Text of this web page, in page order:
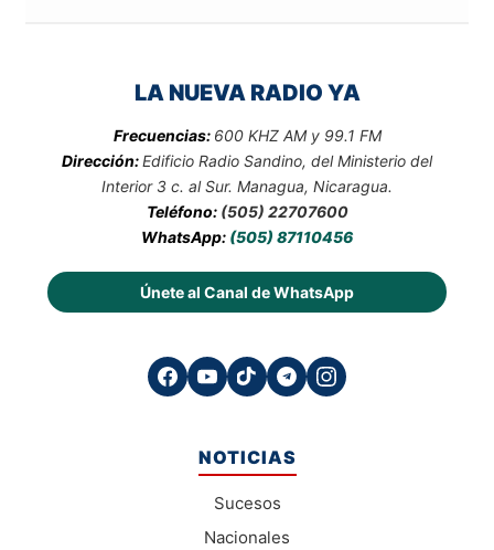
LA NUEVA RADIO YA
Frecuencias: 600 KHZ AM y 99.1 FM
Dirección:Edificio Radio Sandino, del Ministerio del
Interior 3 c. al Sur. Managua, Nicaragua.
Teléfono: (505) 22707600
WhatsApp: (505) 87110456
Únete al Canal de WhatsApp
NOTICIAS
Sucesos
Nacionales